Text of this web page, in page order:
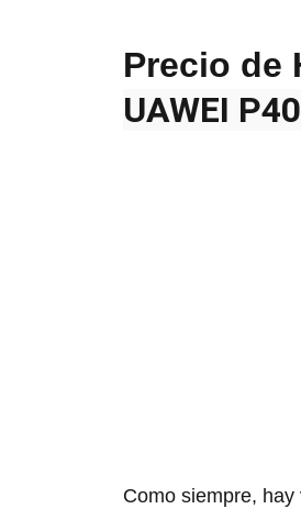
Precio de
UAWEI
Como siempre,